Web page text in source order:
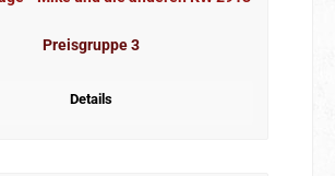
Preisgruppe 3
Details